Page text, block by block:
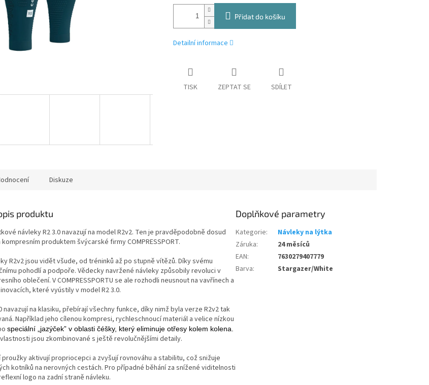
Přidat do košíku
Detailní informace
TISK ZEPTAT SE SDÍLET
Diskuze
produktu
návleky R2 3.0 navazují na model R2v2. Ten je pravděpodobně dosud
produktem švýcarské firmy COMPRESSPORT.
R2v2 jsou vidět všude, od tréninků až po stupně vítězů. Díky svému
pohodlí a podpoře. Vědecky navržené návleky způsobily revoluci v
oblečení. V COMPRESSPORTU se ale rozhodli neusnout na vavřínech a
které vyústily v model R2 3.0.
navazují na klasiku, přebírají všechny funkce, díky nimž byla verze R2v2 tak
Například jeho cílenou kompresi, rychleschnoucí materiál a velice nízkou
speciální „jazýček” v oblasti čéšky, který eliminuje otřesy kolem kolena.
jsou zkombinované s ještě revolučnějšími detaily.
proužky aktivují propriocepci a zvyšují rovnováhu a stabilitu, což snižuje
kotníků na nerovných cestách. Pro případné běhání za snížené viditelnosti
logo na zadní straně návleku.
Doplňkové parametry
Kategorie:
Návleky na lýtka
Záruka:
24 měsíců
EAN:
7630279407779
Barva: Stargazer/White